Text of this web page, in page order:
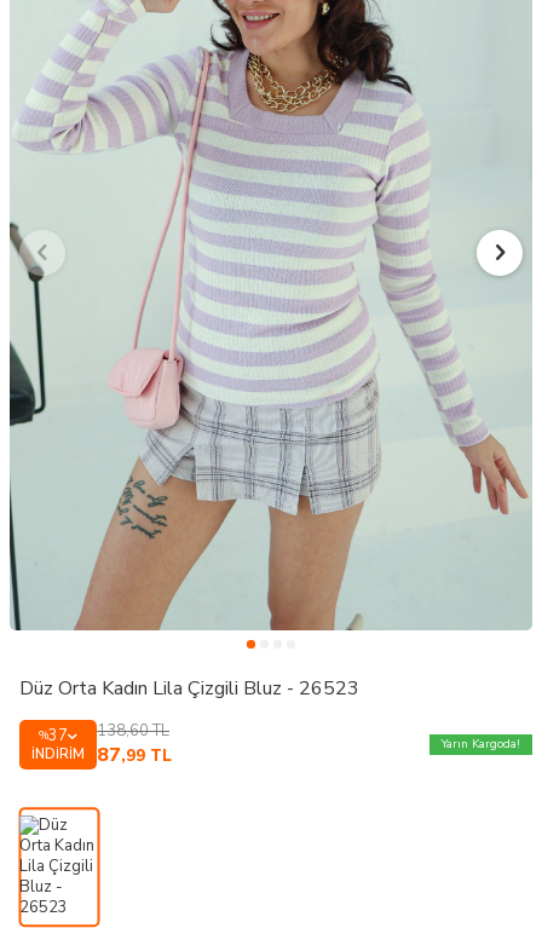
Düz Orta Kadın Lila Çizgili Bluz - 26523
%37
İNDIRIM
138,60TL
87,99 TL
Yarın Kargoda!